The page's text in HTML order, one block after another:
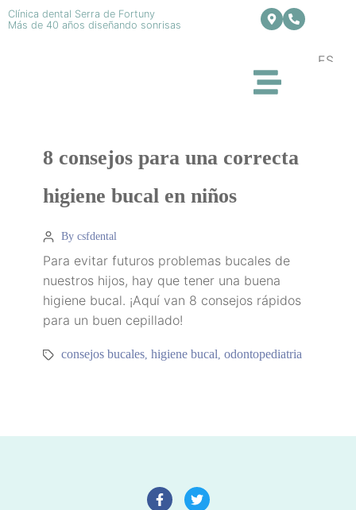
Clínica dental Serra de Fortuny
Más de 40 años diseñando sonrisas
ES
8 consejos para una correcta
higiene bucal en niños
By csfdental
Para evitar futuros problemas bucales de
nuestros hijos, hay que tener una buena
higiene bucal. ¡Aquí van 8 consejos rápidos
para un buen cepillado!
consejos bucales,higiene bucal,odontopediatria